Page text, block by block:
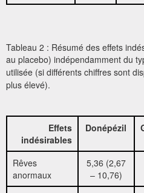
Tableau 2 : Résumé des effets
au placebo) indépendamment du
utilisée (si différents chiffres sont
plus élevé).
Effets
indésirables
Donépézil
Rêves
anormaux
5,36 (2,67
– 10,76)